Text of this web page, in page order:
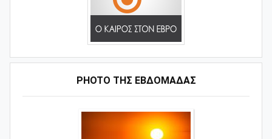
PHOTO ΤΗΣ ΕΒΔΟΜΑΔΑΣ